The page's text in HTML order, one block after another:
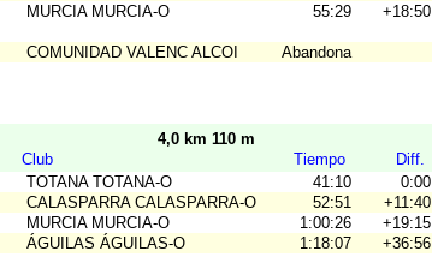
MURCIA MURCIA-O 55:29 +18:50
COMUNIDAD VALENC ALCOI Abandona
4,0 km 110 m
Club Tiempo
Diff.
TOTANA TOTANA-O 41:10
0:00
CALASPARRA CALASPARRA-O 52:51
+11:40
MURCIA MURCIA-O 1:00:26
+19:15
ÁGUILAS ÁGUILAS-O 1:18:07 +36:56